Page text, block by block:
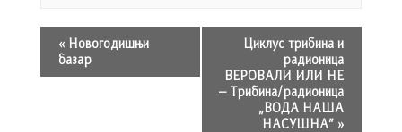
«Новогодишњи
базар
Циклус трибина и
радионица
ВЕРОВАЛИ ИЛИ НЕ
– Трибина/радионица
„ВОДА НАША
НАСУШНА” »